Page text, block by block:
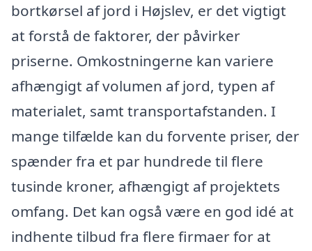
bortkørsel af jord i Højslev, er det vigtigt
at forstå de faktorer, der påvirker
priserne. Omkostningerne kan variere
afhængigt af volumen af jord, typen af
materialet, samt transportafstanden. I
mange tilfælde kan du forvente priser, der
spænder fra et par hundrede til flere
tusinde kroner, afhængigt af projektets
omfang. Det kan også være en god idé at
indhente tilbud fra flere firmaer for at